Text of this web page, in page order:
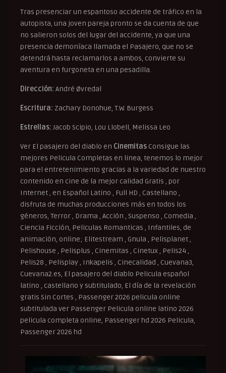
Tras presenciar un espantoso accidente de tráfico en la
autopista, una joven pareja pronto se da cuenta de que
no salieron solos del lugar del accidente, ya que una
presencia demoníaca llamada el Pasajero, que no se
detendrá hasta reclamarlos a ambos, convierte su
aventura en furgoneta en una pesadilla.
Dirección: André Øvredal
Escritura: Zachary Donohue, T.W. Burgess
Estrellas: Jacob Scipio, Lou Llobell, Melissa Leo
Ver El pasajero del diablo en Cinemitas Consigue las
mejores Pelicula Completas en linea, tenemos lo mejor
para el entretenimiento gracias a la variedad de nuestro
contenido en cine de la mejor calidad Gratis , por
Internet , en Español Latino , Full HD , Castellano ,
disfruta de muchas producciones más en todos los
géneros, Terror , Drama , Acción , Suspenso , Comedia ,
Ciencia Ficción, Peliculas Romanticas , Infantiles, de
animación, online; Elitestream , Gnula , Pelisplanet ,
Pelishouse , Pelisplus , Cinemitas , Cinetux , Pelis24 ,
Pelis28 , Pelisplay , Inkapelis , Cinecalidad , Cuevana3,
Cuevana2.es, El pasajero del diablo Pelicula español
latino , castellano y subtitulado, El día de la revelación
gratis Sin Cortes , Passenger 2026 pelicula online
subtitulada ver Passenger Pelicula online latino 2026
pelicula completa online, Passenger hd 2026 Pelicula,
Passenger 2026 hd